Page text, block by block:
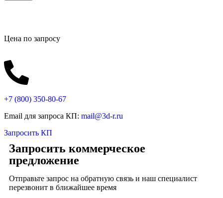
Цена по запросу
+7 (800) 350-80-67
Email для запроса КП: mail@3d-r.ru
Запросить КП
Запросить коммерческое
предложение
Отправьте запрос на обратную связь и наш специалист
перезвонит в ближайшее время